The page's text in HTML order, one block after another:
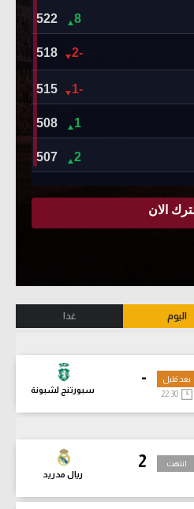
اليوم غدا
-
سبورتنج لشبونة
بعد قليل
2
ريال مدريد
انتهت